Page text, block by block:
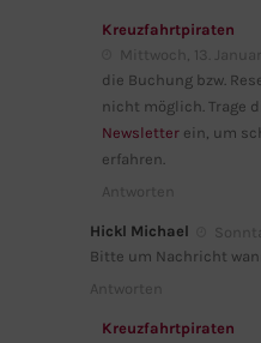
Kreuzfahrtpiraten
Mittwoch, 13.
die Buchung bzw.
nicht möglich. Trage
Newsletter ein, um
erfahren.
Antworten
Hickl Michael
Bitte um Nachricht
Antworten
Kreuzfahrtpiraten